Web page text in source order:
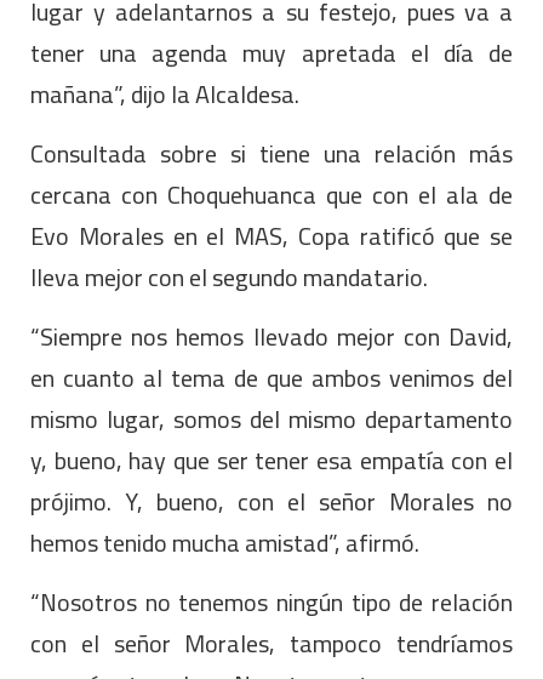
lugar y adelantarnos a su festejo, pues va a
tener una agenda muy apretada el día de
mañana”, dijo la Alcaldesa.
Consultada sobre si tiene una relación más
cercana con Choquehuanca que con el ala de
Evo Morales en el MAS, Copa ratificó que se
lleva mejor con el segundo mandatario.
“Siempre nos hemos llevado mejor con David,
en cuanto al tema de que ambos venimos del
mismo lugar, somos del mismo departamento
y, bueno, hay que ser tener esa empatía con el
prójimo. Y, bueno, con el señor Morales no
hemos tenido mucha amistad”, afirmó.
“Nosotros no tenemos ningún tipo de relación
con el señor Morales, tampoco tendríamos